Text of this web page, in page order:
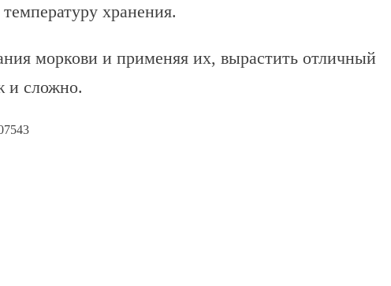
хранения.
моркови и применяя их, вырастить отличный
и сложно.